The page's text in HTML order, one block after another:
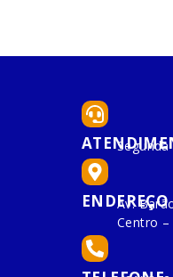
ENDEREÇO
Av.
Centro –